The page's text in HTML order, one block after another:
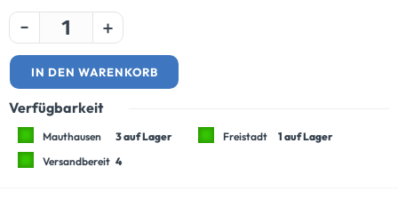
- +
IN DEN WARENKORB
Verfügbarkeit
Mauthausen 3 auf Lager Freistadt
1 auf Lager
Versandbereit 4